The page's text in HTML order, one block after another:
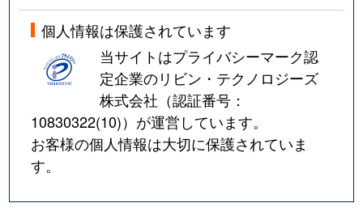
個人情報は保護されています
当サイトはプライバシーマーク認
定企業のリビン・テクノロジーズ
株式会社（認証番号：
10830322(10)）が運営しています。
お客様の個人情報は大切に保護されていま
す。